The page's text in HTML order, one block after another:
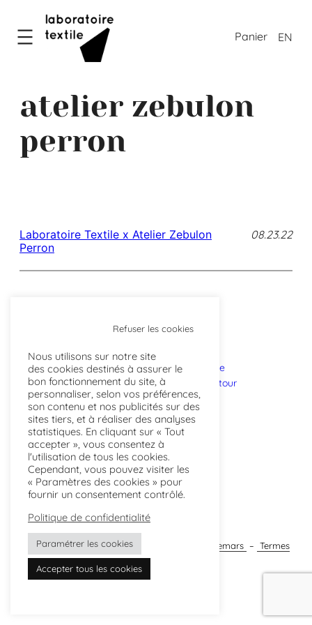
EN
atelier zebulon
perron
Laboratoire Textile x Atelier Zebulon
Perron
08.23.22
L’atelier
Savoir-faire
Projets
Points de vente
Livraison et retour
FAQ
Actualités
Presse
Contactez-nous
Professionnels
Instagram
Facebook
Linkedin
Pinterest
infolettre
2025@laboratoirertextile – Site web par noirdemars – Termes
et conditions
Refuser les cookies
Nous utilisons sur notre site
des cookies destinés à assurer le
bon fonctionnement du site, à
personnaliser, selon vos préférences,
son contenu et nos publicités sur des
sites tiers, et à réaliser des analyses
statistiques. En cliquant sur « Tout
accepter », vous consentez à
l'utilisation de tous les cookies.
Cependant, vous pouvez visiter les
« Paramètres des cookies » pour
fournir un consentement contrôlé.
Politique de confidentialité
Paramétrer les cookies
Accepter tous les cookies